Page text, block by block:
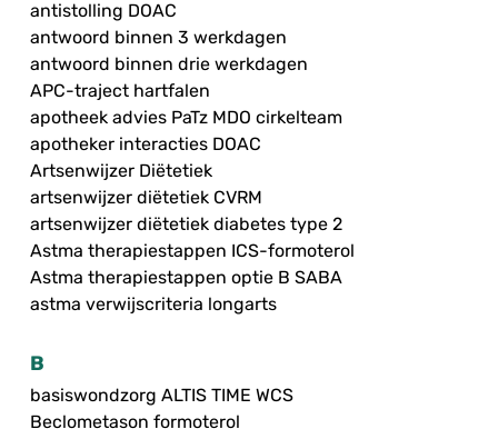
antistolling DOAC
antwoord binnen 3 werkdagen
antwoord binnen drie werkdagen
APC-traject hartfalen
apotheek advies PaTz MDO cirkelteam
apotheker interacties DOAC
Artsenwijzer Diëtetiek
artsenwijzer diëtetiek CVRM
artsenwijzer diëtetiek diabetes type 2
Astma therapiestappen ICS-formoterol
Astma therapiestappen optie B SABA
astma verwijscriteria longarts
B
basiswondzorg ALTIS TIME WCS
Beclometason formoterol